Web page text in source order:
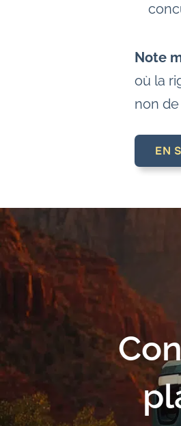
Note
où la
non
EN